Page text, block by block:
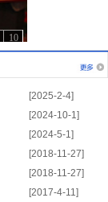
10
[2025-2-4]
[2024-10-1]
[2024-5-1]
[2018-11-27]
[2018-11-27]
[2017-4-11]